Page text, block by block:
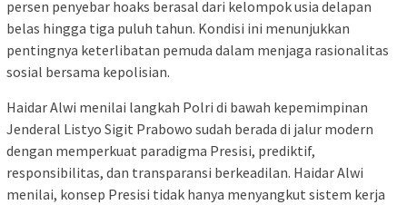
persen penyebar hoaks berasal dari kelompok usia delapan
belas hingga tiga puluh tahun. Kondisi ini menunjukkan
pentingnya keterlibatan pemuda dalam menjaga rasionalitas
sosial bersama kepolisian.
Haidar Alwi menilai langkah Polri di bawah kepemimpinan
Jenderal Listyo Sigit Prabowo sudah berada di jalur modern
dengan memperkuat paradigma Presisi, prediktif,
responsibilitas, dan transparansi berkeadilan. Haidar Alwi
menilai, konsep Presisi tidak hanya menyangkut sistem kerja